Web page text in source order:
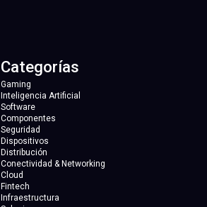
Categorías
Gaming
Inteligencia Artificial
Software
Componentes
Seguridad
Dispositivos
Distribución
Conectividad & Networking
Cloud
Fintech
Infraestructura